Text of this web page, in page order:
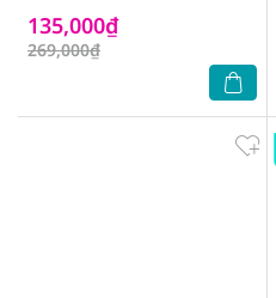
135,000₫
269,000₫